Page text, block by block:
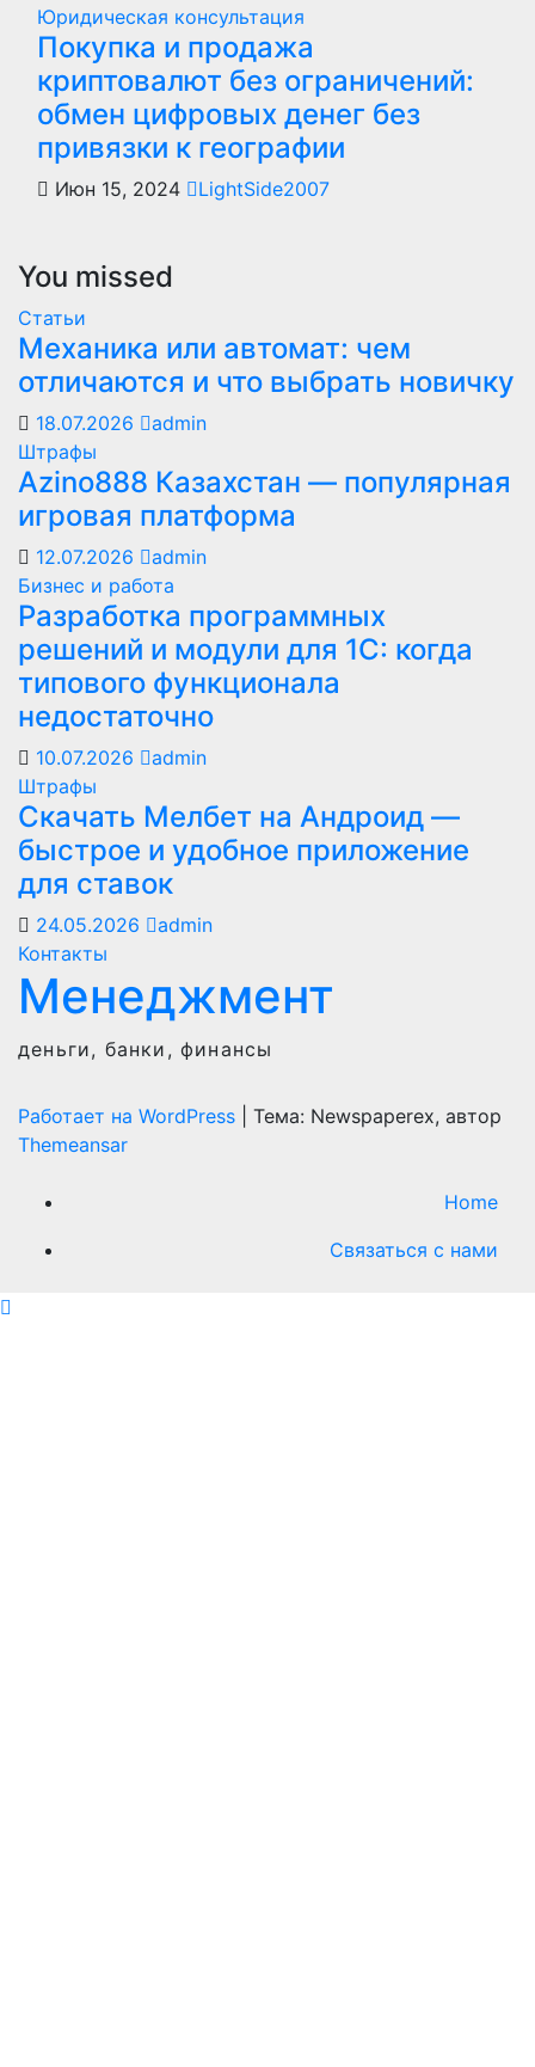
Юридическая консультация
Покупка и продажа
криптовалют без ограничений:
обмен цифровых денег без
привязки к географии
Июн 15, 2024 LightSide2007
You missed
Статьи
Механика или автомат: чем
отличаются и что выбрать новичку
18.07.2026
admin
Штрафы
Azino888 Казахстан — популярная
игровая платформа
12.07.2026
admin
Бизнес и работа
Разработка программных
решений и модули для 1С: когда
типового функционала
недостаточно
10.07.2026
admin
Штрафы
Скачать Мелбет на Андроид —
быстрое и удобное приложение
для ставок
24.05.2026
admin
Контакты
Менеджмент
деньги, банки, финансы
Работает на WordPress
Тема: Newspaperex, автор
Themeansar
Home
Связаться с нами